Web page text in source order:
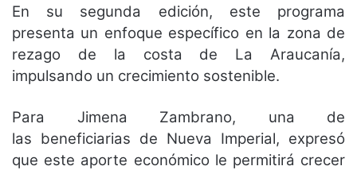
En su segunda edición, este programa
presenta un enfoque específico en la zona de
rezago de la costa de La Araucanía,
impulsando un crecimiento sostenible.
Para Jimena Zambrano, una de
las beneficiarias de Nueva Imperial, expresó
que este aporte económico le permitirá crecer